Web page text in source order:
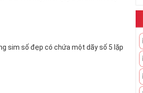
sim số đẹp có chứa một dãy số 5 lặp